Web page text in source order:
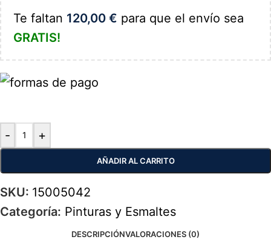
Te faltan 120,00 € para que el envío sea
GRATIS!
- +
AÑADIR AL CARRITO
SKU: 15005042
Categoría: Pinturas y Esmaltes
DESCRIPCIÓNVALORACIONES (0)